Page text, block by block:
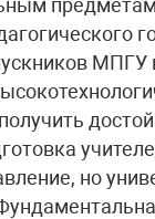
МПГУ
но